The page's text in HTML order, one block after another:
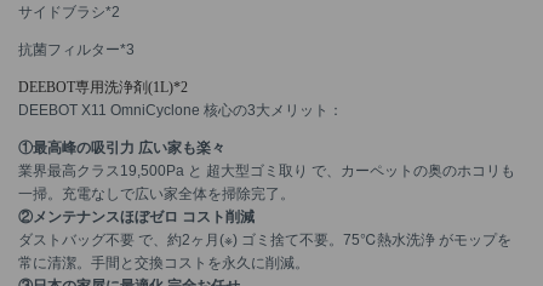
サイドブラシ*2
抗菌フィルター*3
DEEBOT専用洗浄剤(1L)*2
DEEBOT X11 OmniCyclone 核心の3大メリット：
①最高峰の吸引力 広い家も楽々
業界最高クラス19,500Pa と 超大型ゴミ取り で、カーペットの奥のホコリも
一掃。充電なしで広い家全体を掃除完了。
②メンテナンスほぼゼロ コスト削減
ダストバッグ不要 で、約2ヶ月(※) ゴミ捨て不要。75℃熱水洗浄 がモップを
常に清潔。手間と交換コストを永久に削減。